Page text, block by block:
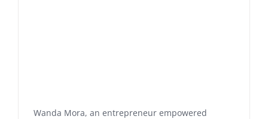
Wanda Mora, an entrepreneur empowered